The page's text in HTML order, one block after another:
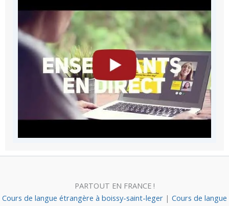
PARTOUT EN FRANCE !
Cours de langue étrangère à boissy-saint-leger | Cours de langue